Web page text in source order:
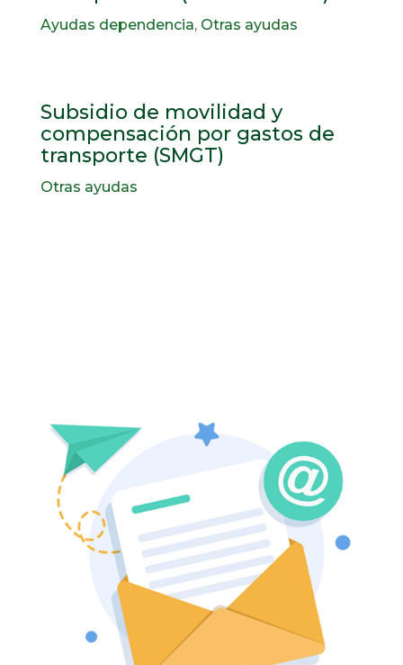
Ayudas dependencia, Otras ayudas
Subsidio de movilidad y
compensación por gastos de
transporte (SMGT)
Otras ayudas